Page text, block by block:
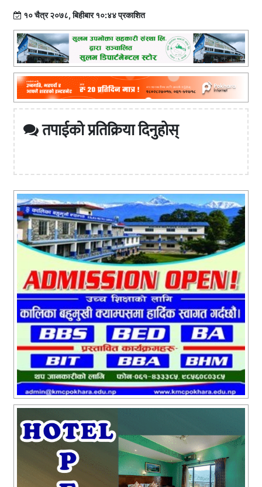
१० चैत्र २०७८, बिहीबार १०:४४ प्रकाशित
तपाईको प्रतिक्रिया दिनुहोस्